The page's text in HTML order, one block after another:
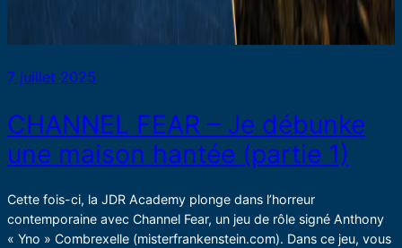
7 juillet 2025
CHANNEL FEAR – Je débunke
une maison hantée (partie 1)
Cette fois-ci, la JDR Academy plonge dans l’horreur
contemporaine avec Channel Fear, un jeu de rôle signé Anthony
« Yno » Combrexelle (misterfrankenstein.com). Dans ce jeu, vous